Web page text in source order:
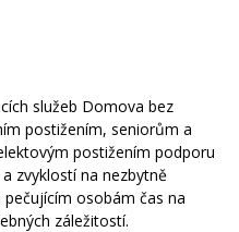
služeb Domova bez
postižením, seniorům a
postižením podporu
zvyklostí na nezbytně
osobám čas na
záležitostí.